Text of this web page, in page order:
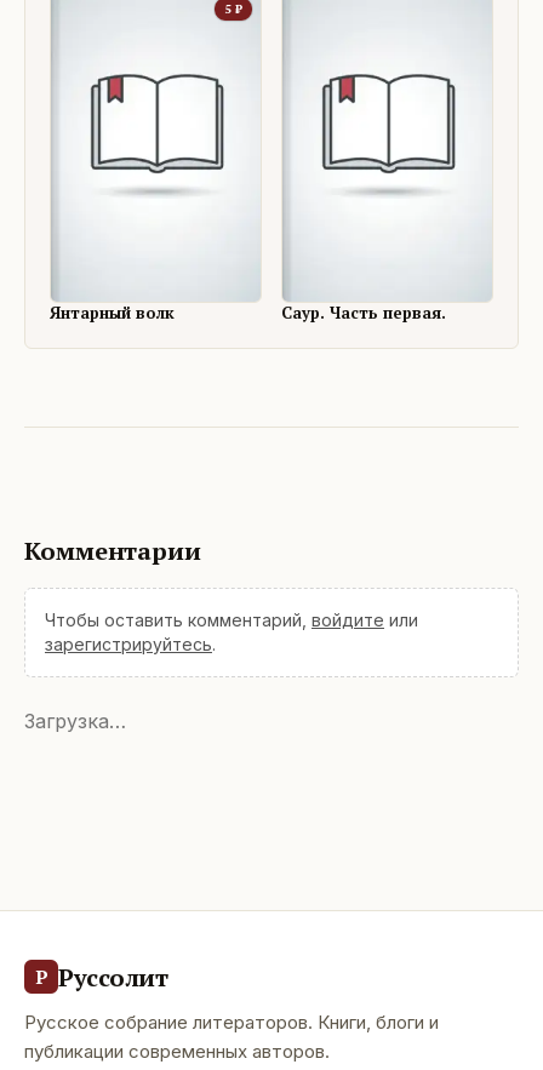
5 ₽
Янтарный волк Саур. Часть первая.
Комментарии
Чтобы оставить комментарий, войдите или
зарегистрируйтесь.
Загрузка…
Р Руссолит
Русское собрание литераторов. Книги, блоги и
публикации современных авторов.